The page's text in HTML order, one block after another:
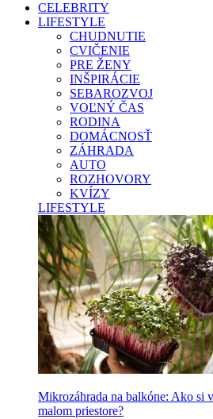
CELEBRITY
LIFESTYLE
CHUDNUTIE
CVIČENIE
PRE ŽENY
INŠPIRÁCIE
SEBAROZVOJ
VOĽNÝ ČAS
RODINA
DOMÁCNOSŤ
ZÁHRADA
AUTO
ROZHOVORY
KVÍZY
LIFESTYLE
Mikrozáhrada na balkóne: Ako si
malom priestore?